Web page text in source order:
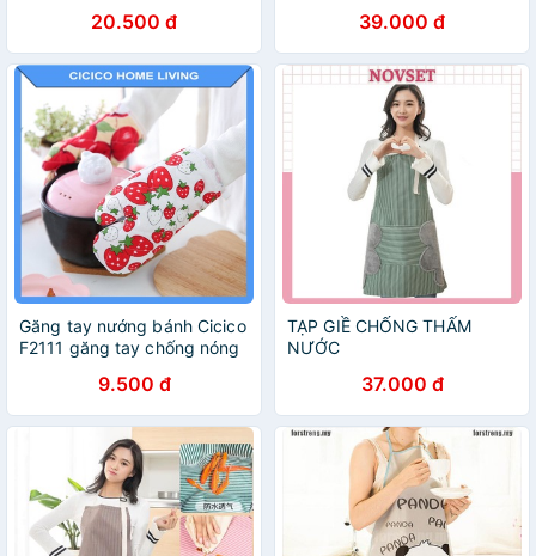
20.500 đ 39.000 đ
Găng tay nướng bánh Cicico
F2111 găng tay chống nóng
9.500 đ
TẠP GIỀ CHỐNG THẤM
NƯỚC
37.000 đ